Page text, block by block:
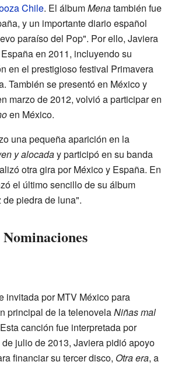
Chile. El álbumMenatambién fue
y un importante diario español
paraíso del Pop". Por ello, Javiera
en 2011, incluyendo su
en el prestigioso festival Primavera
También se presentó en México y
marzo de 2012, volvió a participar en
en México.
una pequeña aparición en la
y alocaday participó en su banda
otra gira por México y España. En
el último sencillo de su álbum
de piedra de luna".
invitada por MTV México para
principal de la telenovelaNiñas mal
canción fue interpretada por
julio de 2013, Javiera pidió apoyo
financiar su tercer disco, Otra era, a